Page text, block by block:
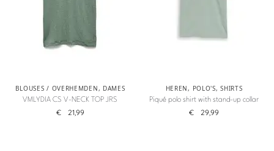
BLOUSES / OVERHEMDEN, DAMES
VMLYDIA CS V-NECK TOP JRS
€ 21,99
HEREN, POLO'S,SHIRTS
Piqué polo shirt with stand-up collar
€ 29,99